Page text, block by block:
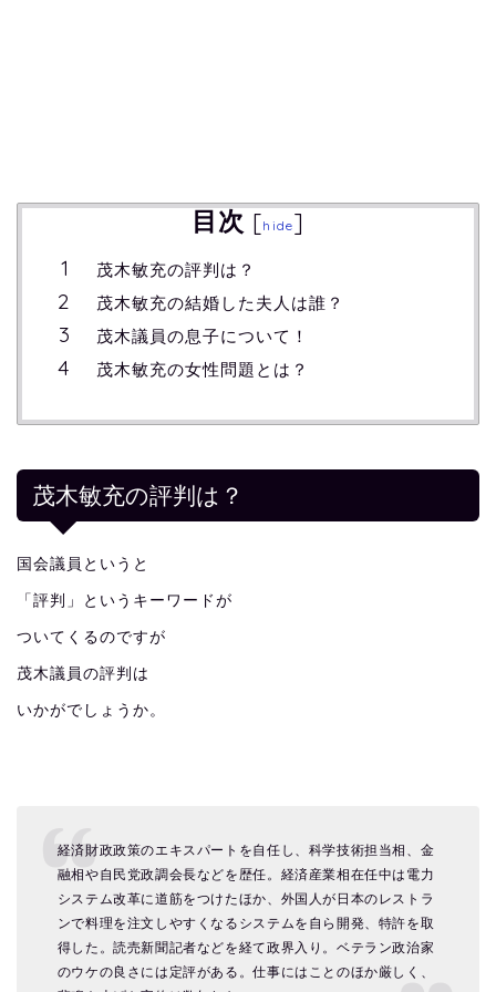
目次 [hide]
茂木敏充の評判は？
茂木敏充の結婚した夫人は誰？
茂木議員の息子について！
茂木敏充の女性問題とは？
茂木敏充の評判は？
国会議員というと
「評判」というキーワードが
ついてくるのですが
茂木議員の評判は
いかがでしょうか。
経済財政政策のエキスパートを自任し、科学技術担当相、金
融相や自民党政調会長などを歴任。経済産業相在任中は電力
システム改革に道筋をつけたほか、外国人が日本のレストラ
ンで料理を注文しやすくなるシステムを自ら開発、特許を取
得した。読売新聞記者などを経て政界入り。ベテラン政治家
のウケの良さには定評がある。仕事にはことのほか厳しく、